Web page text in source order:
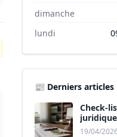
dimanche
lundi
📰 Derniers articles
Check-
le devis.
19/04/